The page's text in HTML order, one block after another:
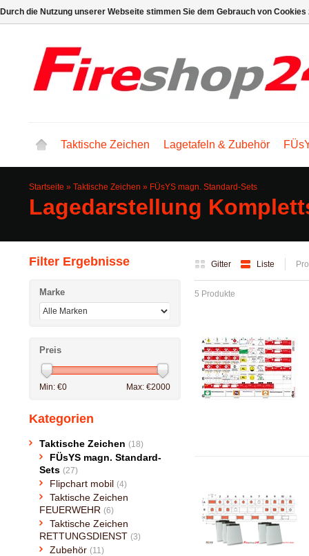
Taktische Zeichen Lagetafeln & Zubehör
Startseite » Taktische Zeichen » FÜsYS magn. Standard-Sets
Lagedarstellung
Gitter Liste
5 Produkte
Filter Ergebnisse
Marke
Preis
Min: €0 Max: €2000
Kategorien
Taktische Zeichen (18)
FÜsYS magn. Standard-
Sets (27)
Flipchart mobil (4)
Taktische Zeichen
FEUERWEHR (6)
Taktische Zeichen
RETTUNGSDIENST (3)
Zubehör (11)
Durch die Nutzung unserer Webseite stimmen Sie dem Gebrauch von